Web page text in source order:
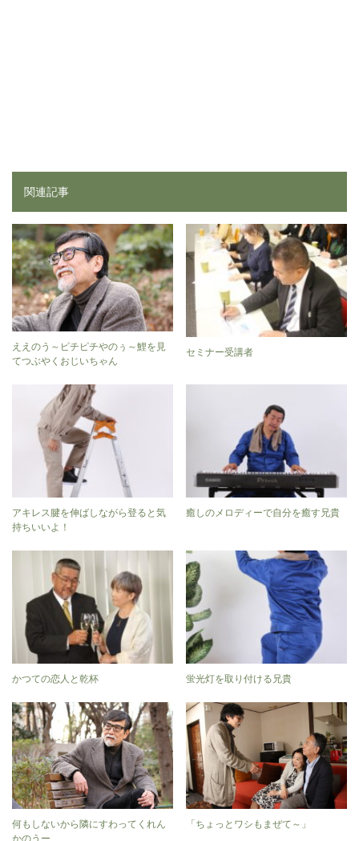
関連記事
ええのう～ピチピチやのぅ～鯉を見
てつぶやくおじいちゃん
セミナー受講者
アキレス腱を伸ばしながら登ると気
持ちいいよ！
癒しのメロディーで自分を癒す兄貴
かつての恋人と乾杯 蛍光灯を取り付ける兄貴
何もしないから隣にすわってくれん
「ちょっとワシもまぜて～」